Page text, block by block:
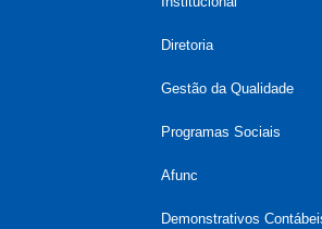
Diretoria
Gestão da Qualidade
Programas Sociais
Afunc
Demonstrativos